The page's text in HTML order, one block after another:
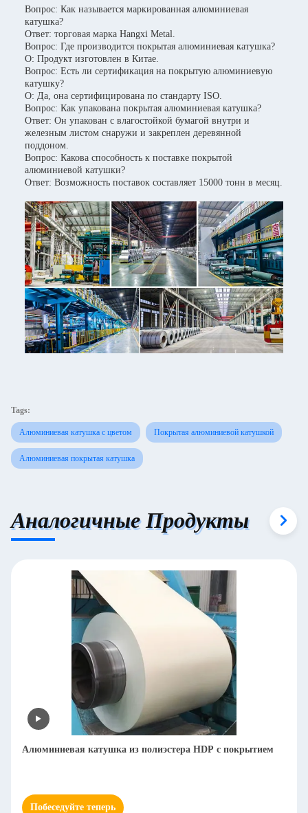
Вопрос: Как называется маркированная алюминиевая
катушка?
Ответ: торговая марка Hangxi Metal.
Вопрос: Где производится покрытая алюминиевая катушка?
О: Продукт изготовлен в Китае.
Вопрос: Есть ли сертификация на покрытую алюминиевую
катушку?
О: Да, она сертифицирована по стандарту ISO.
Вопрос: Как упакована покрытая алюминиевая катушка?
Ответ: Он упакован с влагостойкой бумагой внутри и
железным листом снаружи и закреплен деревянной
поддоном.
Вопрос: Какова способность к поставке покрытой
алюминиевой катушки?
Ответ: Возможность поставок составляет 15000 тонн в месяц.
Tags:
Алюминиевая катушка с цветом Покрытая алюминиевой катушкой
Алюминиевая покрытая катушка
Аналогичные Продукты
Алюминиевая катушка из полиэстера HDP с покрытием
Побеседуйте теперь